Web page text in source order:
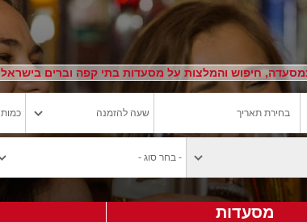
חיפוש והמלצות על מסעדות בתי קפה וברים בישראל
מסעדות